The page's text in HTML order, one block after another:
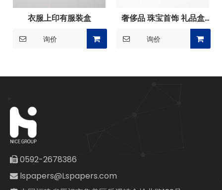
衣服上印有服装盒
询价
奢侈品 珠宝首饰 礼品盒
询价
 0592-2678386
 lspapers@Lspapers.com